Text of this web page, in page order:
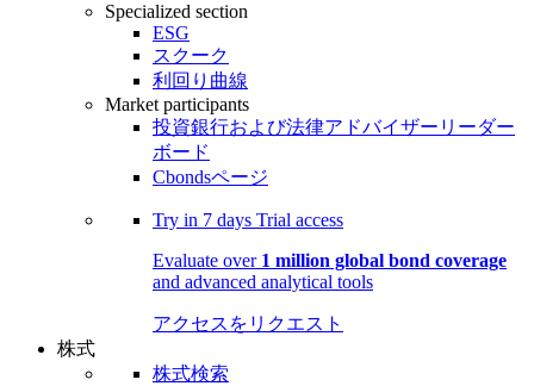
Specialized section
ESG
スクーク
利回り曲線
Market participants
投資銀行および法律アドバイザーリーダー
ボード
Cbondsページ
Try in 7 days Trial access
Evaluate over 1 million global bond coverage
and advanced analytical tools
アクセスをリクエスト
株式
株式検索